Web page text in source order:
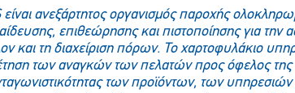
ανεξάρτητος οργανισμός παροχής
επιθεώρησης και πιστοποίησης για την
και τη διαχείριση πόρων. Το χαρτοφυλάκιο
των αναγκών των πελατών προς όφελος της
των προϊόντων, των υπηρεσιών